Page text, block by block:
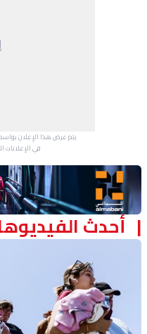
في
Advertisement Section
أحدث